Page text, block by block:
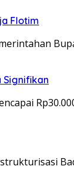
Flotim
Signifikan